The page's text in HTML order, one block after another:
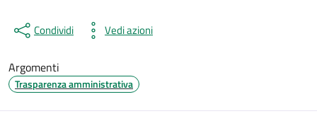
Condividi Vedi azioni
Argomenti
Trasparenza amministrativa